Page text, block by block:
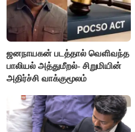
ஜனநாயகன் படத்தால் வெளிவந்த
பாலியல் அத்துமீறல்- சிறுமியின்
அதிர்ச்சி வாக்குமூலம்